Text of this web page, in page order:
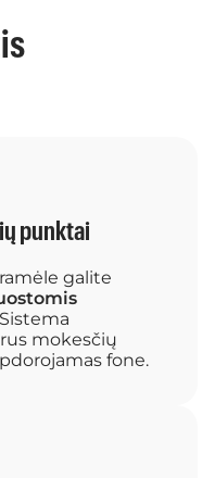
punktai
galite
mokesčių
fone.